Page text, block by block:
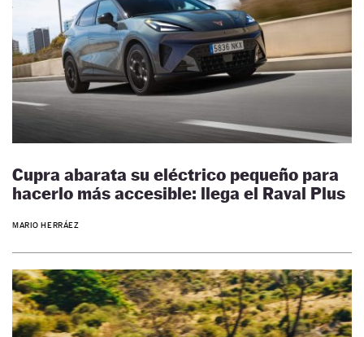
Cupra abarata su eléctrico pequeño para
hacerlo más accesible: llega el Raval Plus
MARIO HERRÁEZ